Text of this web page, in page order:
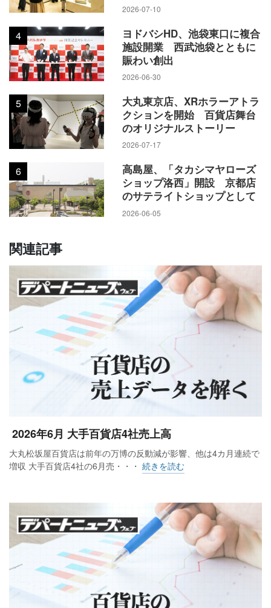
2026-07-10
4
ヨドバシHD、池袋東口に複合
施設開業 西武池袋とともに
賑わい創出
2026-06-30
5
大丸東京店、XRホラーアトラ
クションを開始 百貨店舞台
のオリジナルストーリー
2026-07-17
6
高島屋、「タカシマヤローズ
ショップ洛西」開設 京都店
のサテライトショップとして
2026-06-05
関連記事
2026年6月 大手百貨店4社売上高
大丸松坂屋百貨店は前年の万博の反動減が影響、他は4カ月連続で
増収 大手百貨店4社の6月売・・・ 続きを読む